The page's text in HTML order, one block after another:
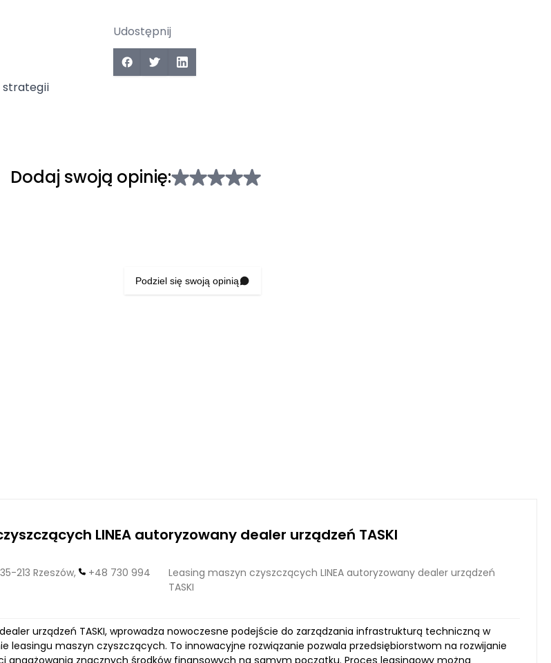
strategii
Udostępnij
Dodaj swoją opinię:
Podziel się swoją opinią
LINEA autoryzowany dealer urządzeń TASKI
213 Rzeszów,
+48 730 994
Leasing maszyn czyszczących LINEA autoryzowany dealer urządzeń
TASKI
dealer urządzeń TASKI, wprowadza nowoczesne podejście do zarządzania infrastrukturą techniczną w
leasingu maszyn czyszczących. To innowacyjne rozwiązanie pozwala przedsiębiorstwom na rozwijanie
angażowania znacznych środków finansowych na samym początku. Proces leasingowy można